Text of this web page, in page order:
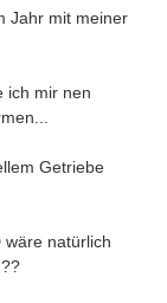
Jahr mit meiner
ich mir nen
Getriebe
natürlich